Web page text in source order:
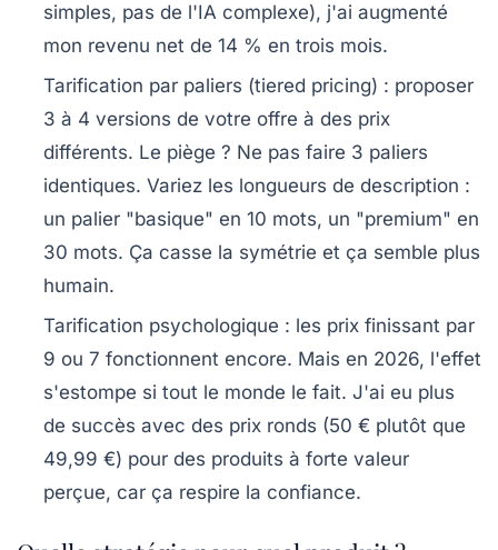
simples, pas de l'IA complexe), j'ai augmenté
mon revenu net de 14 % en trois mois.
Tarification par paliers (tiered pricing) : proposer
3 à 4 versions de votre offre à des prix
différents. Le piège ? Ne pas faire 3 paliers
identiques. Variez les longueurs de description :
un palier "basique" en 10 mots, un "premium" en
30 mots. Ça casse la symétrie et ça semble plus
humain.
Tarification psychologique : les prix finissant par
9 ou 7 fonctionnent encore. Mais en 2026, l'effet
s'estompe si tout le monde le fait. J'ai eu plus
de succès avec des prix ronds (50 € plutôt que
49,99 €) pour des produits à forte valeur
perçue, car ça respire la confiance.